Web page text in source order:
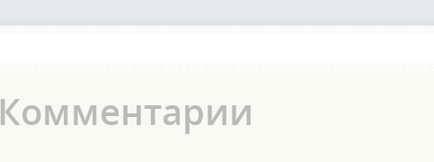
Комментарии